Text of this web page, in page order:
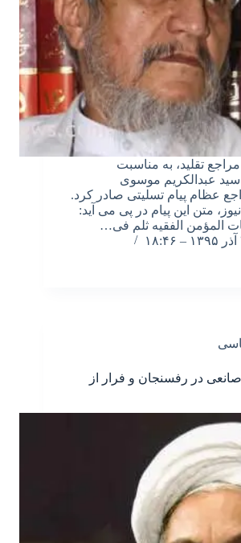
تقلید، به مناسبت
عبدالکریم موسوی
عظام پیام تسلیتی صادر کرد.
متن این پیام در پی می آید:
المؤمن الفقیه ثلم فی…
در رفسنجان و فرار از